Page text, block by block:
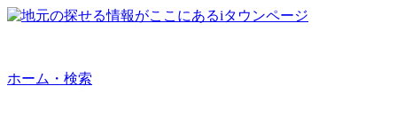
ホーム・検索